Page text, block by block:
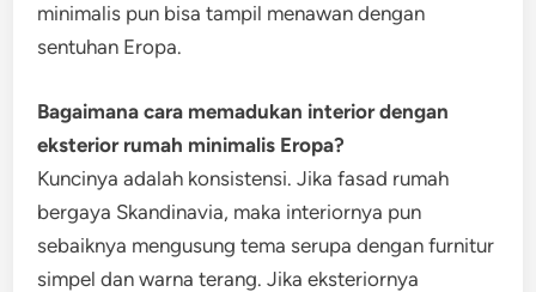
minimalis pun bisa tampil menawan dengan
sentuhan Eropa.
Bagaimana cara memadukan interior dengan
eksterior rumah minimalis Eropa?
Kuncinya adalah konsistensi. Jika fasad rumah
bergaya Skandinavia, maka interiornya pun
sebaiknya mengusung tema serupa dengan furnitur
simpel dan warna terang. Jika eksteriornya